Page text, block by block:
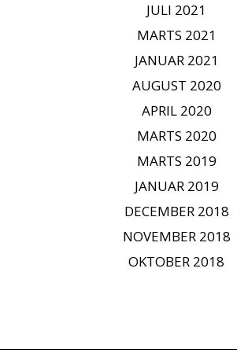
JULI 2021
MARTS 2021
JANUAR 2021
AUGUST 2020
APRIL 2020
MARTS 2020
MARTS 2019
JANUAR 2019
DECEMBER 2018
NOVEMBER 2018
OKTOBER 2018